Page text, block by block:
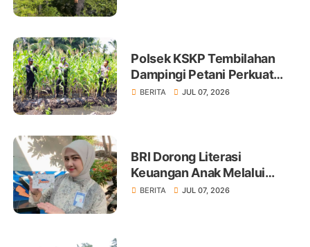
Polsek KSKP Tembilahan
Dampingi Petani Perkuat
Swasembada Pangan
BERITA JUL 07, 2026
BRI Dorong Literasi
Keuangan Anak Melalui
Produk BritAma Junio
BERITA JUL 07, 2026